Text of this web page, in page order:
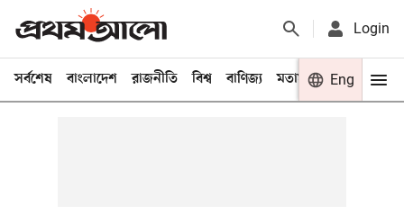
Login
সর্বশেষ বাংলাদেশ রাজনীতি বিশ্ব বাণিজ্য মতামত খেলা
Eng